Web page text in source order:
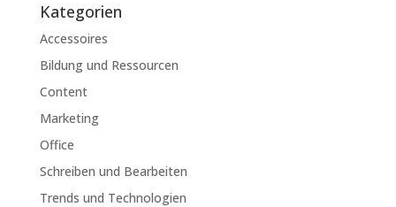
Kategorien
Accessoires
Bildung und Ressourcen
Content
Marketing
Office
Schreiben und Bearbeiten
Trends und Technologien